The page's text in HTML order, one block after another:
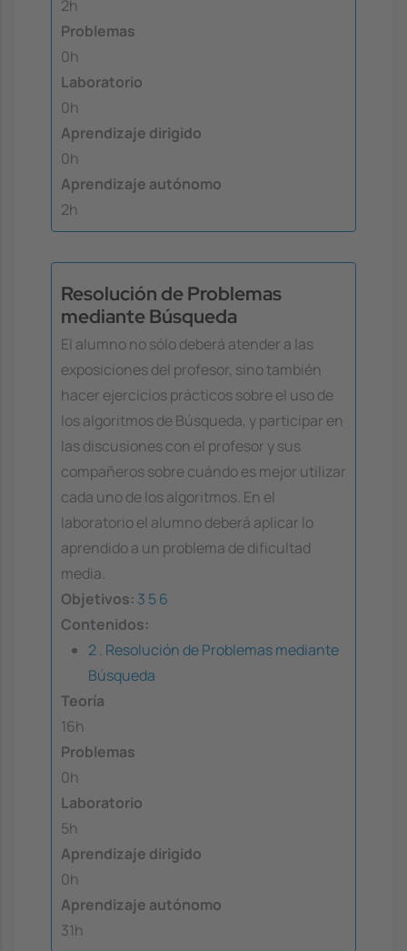
2h
Problemas
0h
Laboratorio
0h
Aprendizaje dirigido
0h
Aprendizaje autónomo
2h
Resolución de Problemas
mediante Búsqueda
El alumno no sólo deberá atender a las
exposiciones del profesor, sino también
hacer ejercicios prácticos sobre el uso de
los algoritmos de Búsqueda, y participar en
las discusiones con el profesor y sus
compañeros sobre cuándo es mejor utilizar
cada uno de los algoritmos. En el
laboratorio el alumno deberá aplicar lo
aprendido a un problema de dificultad
media.
Objetivos: 3 56
Contenidos:
2 . Resolución de Problemas mediante
Búsqueda
Teoría
16h
Problemas
0h
Laboratorio
5h
Aprendizaje dirigido
0h
Aprendizaje autónomo
31h